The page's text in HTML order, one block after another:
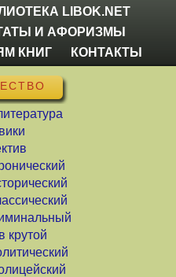
LIBOK.NET
И АФОРИЗМЫ
КНИГ
КОНТАКТЫ
крутой